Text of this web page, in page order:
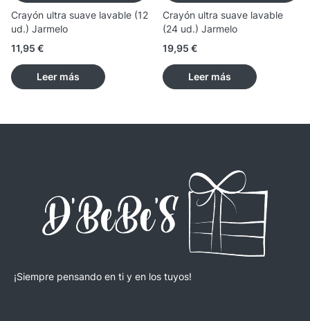
Crayón ultra suave lavable (12
ud.) Jarmelo
11,95 €
Leer más
Crayón ultra suave lavable
(24 ud.) Jarmelo
19,95 €
Leer más
¡Siempre pensando en ti y en los tuyos!